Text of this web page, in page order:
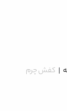
| کفش چرم